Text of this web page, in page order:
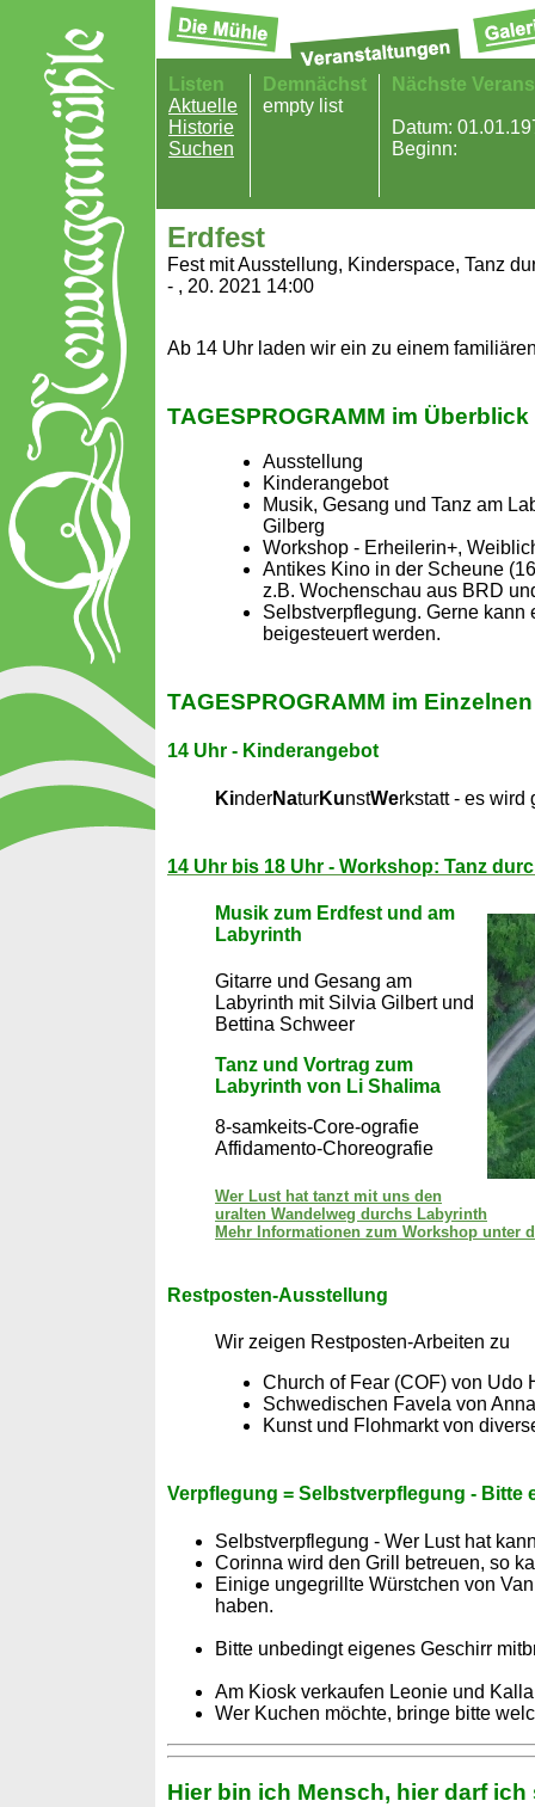
Listen
Aktuelle
Historie
Suchen
Demnächst
empty list
Nächste
Datum:
Beginn:
Erdfest
Fest mit Ausstellung, Kinderspace, Tanz
- , 20. 2021 14:00
Ab 14 Uhr laden wir ein zu einem
TAGESPROGRAMM im
Ausstellung
Kinderangebot
Musik, Gesang und Tanz am
Gilberg
Workshop - Erheilerin+,
Antikes Kino in der Scheune
z.B. Wochenschau aus BRD
Selbstverpflegung. Gerne kann
beigesteuert werden.
TAGESPROGRAMM im Einzelnen
14 Uhr - Kinderangebot
KinderNaturKunstWerkstatt - es wird
14 Uhr bis 18 Uhr - Workshop: Tanz
Musik zum Erdfest und am
Labyrinth
Gitarre und Gesang am
Labyrinth mit Silvia Gilbert und
Bettina Schweer
Tanz und Vortrag zum
Labyrinth von Li Shalima
8-samkeits-Core-ografie
Affidamento-Choreografie
Wer Lust hat tanzt mit uns den
uralten Wandelweg durchs Labyrinth
Mehr Informationen zum Workshop unter
Restposten-Ausstellung
Wir zeigen Restposten-Arbeiten zu
Church of Fear (COF) von Udo
Schwedischen Favela von
Kunst und Flohmarkt von
Verpflegung = Selbstverpflegung - Bitte
Selbstverpflegung - Wer Lust hat
Corinna wird den Grill betreuen, so
Einige ungegrillte Würstchen von
haben.
Bitte unbedingt eigenes Geschirr
Am Kiosk verkaufen Leonie und
Wer Kuchen möchte, bringe bitte
Hier bin ich Mensch, hier darf ich